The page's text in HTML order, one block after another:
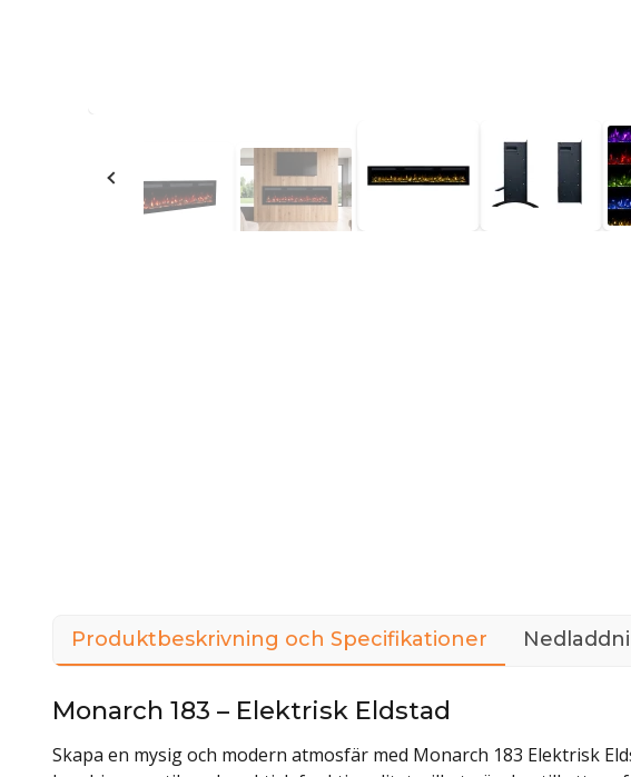
Produktbeskrivning och Specifikationer
Monarch 183 – Elektrisk Eldstad
Skapa en mysig och modern atmosfär med Monarch 183 Elektrisk